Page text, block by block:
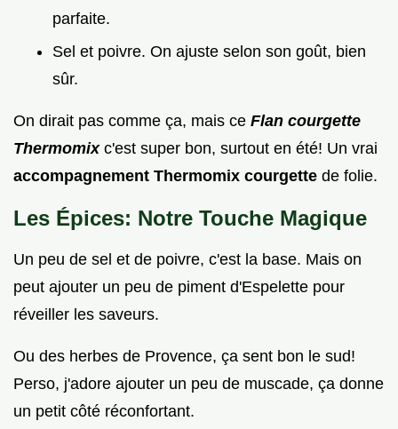
parfaite.
Sel et poivre. On ajuste selon son goût, bien
sûr.
On dirait pas comme ça, mais ce Flan courgette
Thermomix c'est super bon, surtout en été! Un vrai
accompagnement Thermomix courgette de folie.
Les Épices: Notre Touche Magique
Un peu de sel et de poivre, c'est la base. Mais on
peut ajouter un peu de piment d'Espelette pour
réveiller les saveurs.
Ou des herbes de Provence, ça sent bon le sud!
Perso, j'adore ajouter un peu de muscade, ça donne
un petit côté réconfortant.